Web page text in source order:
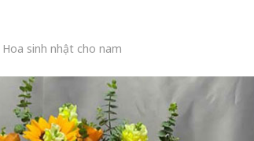
Hoa sinh nhật cho nam